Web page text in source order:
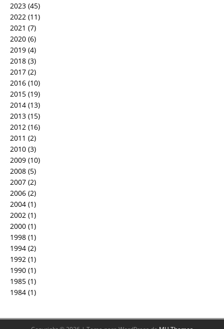
2023 (45)
2022 (11)
2021 (7)
2020 (6)
2019 (4)
2018 (3)
2017 (2)
2016 (10)
2015 (19)
2014 (13)
2013 (15)
2012 (16)
2011 (2)
2010 (3)
2009 (10)
2008 (5)
2007 (2)
2006 (2)
2004 (1)
2002 (1)
2000 (1)
1998 (1)
1994 (2)
1992 (1)
1990 (1)
1985 (1)
1984 (1)